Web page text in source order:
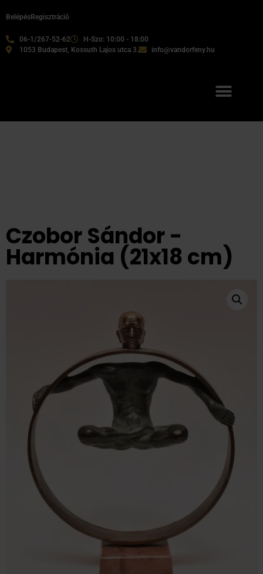
06-1/267-52-62
H-Szo: 10:00 - 18:00
1053 Budapest, Kossuth Lajos utca 3.
info@vandorfeny.hu
BelépésRegisztráció
Czobor Sándor -
Harmónia (21x18 cm)